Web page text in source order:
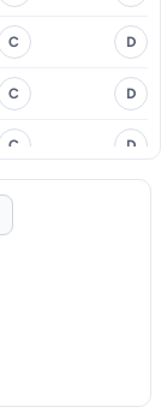
C D
C D
C D
C
C D